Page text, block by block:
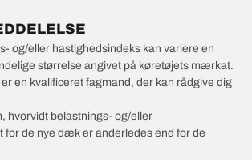
og/eller hastighedsindeks kan variere en
størrelse angivet på køretøjets mærkat.
en kvalificeret fagmand, der kan rådgive dig
hvorvidt belastnings- og/eller
for de nye dæk er anderledes end for de